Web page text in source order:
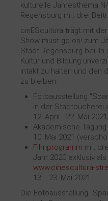
kulturelle Jahresthema
Regensburg mit drei
cinEScultura trägt mit
Show must go on! zum
Stadt Regensburg bei.
Kultur und Bildung
intakt zu halten und den
zu bleiben.
Fotoausstellung
in der Stadtbücherei
12. April - 22. Mai 2021
Akademische
10. Mai 2021
Filmprogramm mit
Jahr 2020 exklusiv
www.cinescultura-
13. - 23. Mai 2021
Die Fotoausstellung